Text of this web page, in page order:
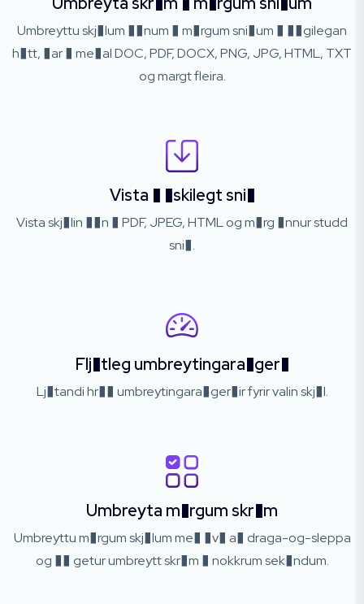
Umbreyttu skj�lum ��num � m�rgum sni�um � ��gilegan
h�tt, �ar � me�al DOC, PDF, DOCX, PNG, JPG, HTML, TXT
og margt fleira.
Vista � �skilegt sni�
Vista skj�lin ��n � PDF, JPEG, HTML og m�rg �nnur studd
sni�.
Flj�tleg umbreytingara�ger�
Lj�tandi hr�� umbreytingara�ger�ir fyrir valin skj�l.
Umbreyta m�rgum skr�m
Umbreyttu m�rgum skj�lum me� �v� a� draga-og-sleppa
og �� getur umbreytt skr�m � nokkrum sek�ndum.